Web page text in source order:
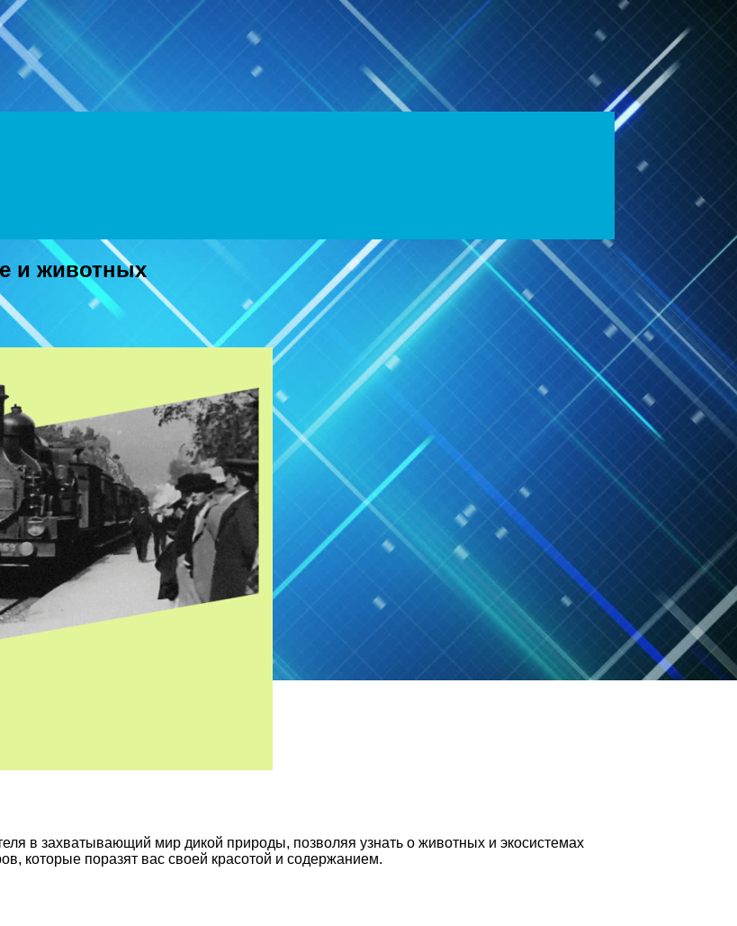
и животных
в захватывающий мир дикой природы, позволяя узнать о животных и экосистемах
которые поразят вас своей красотой и содержанием.